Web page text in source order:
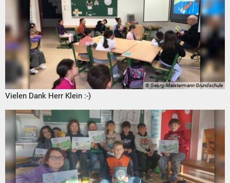
© Georg-Meistermann Grundschule
Vielen Dank Herr Klein :-)